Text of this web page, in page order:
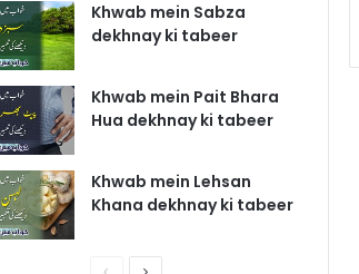
Khwab mein Sabza
dekhnay ki tabeer
Khwab mein Pait Bhara
Hua dekhnay ki tabeer
Khwab mein Lehsan
Khana dekhnay ki tabeer